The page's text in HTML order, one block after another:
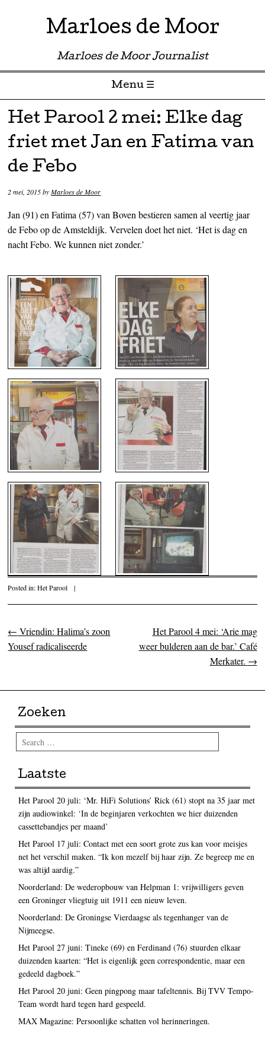
Marloes de Moor
Marloes de Moor Journalist
Menu ☰
Skip to content
Het Parool 2 mei: Elke dag
friet met Jan en Fatima van
de Febo
2 mei, 2015byMarloes de Moor
Jan (91) en Fatima (57) van Boven bestieren samen al veertig jaar
de Febo op de Amsteldijk. Vervelen doet het niet. ‘Het is dag en
nacht Febo. We kunnen niet zonder.’
Posted in:Het Parool |
Post navigation
← Vriendin: Halima’s zoon
Yousef radicaliseerde
Het Parool 4 mei: ‘Arie mag
weer bulderen aan de bar.’ Café
Merkater. →
Zoeken
Search
Laatste
Het Parool 20 juli: ‘Mr. HiFi Solutions’ Rick (61) stopt na 35 jaar met
zijn audiowinkel: ‘In de beginjaren verkochten we hier duizenden
cassettebandjes per maand’
Het Parool 17 juli: Contact met een soort grote zus kan voor meisjes
net het verschil maken. “Ik kon mezelf bij haar zijn. Ze begreep me en
was altijd aardig.”
Noorderland: De wederopbouw van Helpman 1: vrijwilligers geven
een Groninger vliegtuig uit 1911 een nieuw leven.
Noorderland: De Groningse Vierdaagse als tegenhanger van de
Nijmeegse.
Het Parool 27 juni: Tineke (69) en Ferdinand (76) stuurden elkaar
duizenden kaarten: “Het is eigenlijk geen correspondentie, maar een
gedeeld dagboek.”
Het Parool 20 juni: Geen pingpong maar tafeltennis. Bij TVV Tempo-
Team wordt hard tegen hard gespeeld.
MAX Magazine: Persoonlijke schatten vol herinneringen.